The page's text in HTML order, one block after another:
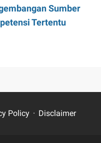
Sumber
Tertentu
Policy Disclaimer